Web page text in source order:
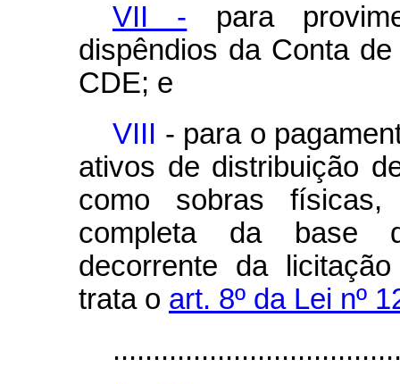
VII - para
dispêndios da Conta
CDE; e
VIII - para o
ativos de distribuição
como sobras
completa da base
decorrente da
trata o art. 8º da Lei nº